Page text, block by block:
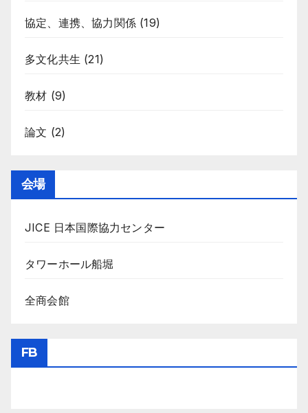
協定、連携、協力関係 (19)
多文化共生 (21)
教材 (9)
論文 (2)
会場
JICE 日本国際協力センター
タワーホール船堀
全商会館
FB